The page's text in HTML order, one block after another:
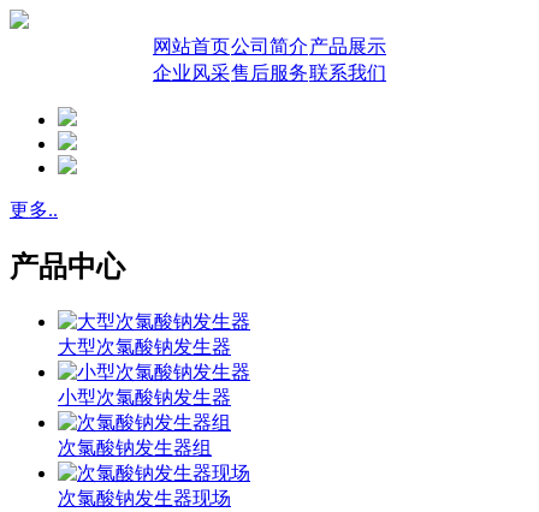
网站首页公司简介产品展示
企业风采售后服务联系我们
更多..
产品中心
大型次氯酸钠发生器
小型次氯酸钠发生器
次氯酸钠发生器组
次氯酸钠发生器现场